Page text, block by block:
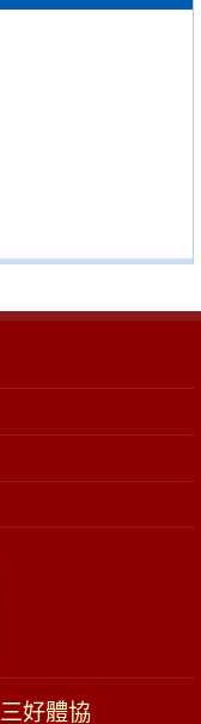
三好體協